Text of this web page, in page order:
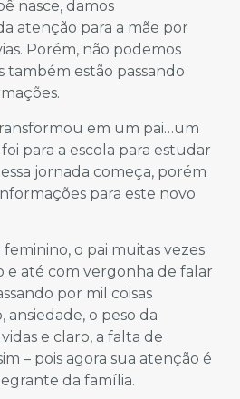
nasce, damos
atenção para a mãe por
Porém, não podemos
também estão passando
em um pai…um
para a escola para estudar
jornada começa, porém
para este novo
o pai muitas vezes
e até com vergonha de falar
por mil coisas
o peso da
e claro, a falta de
– pois agora sua atenção é
da família.